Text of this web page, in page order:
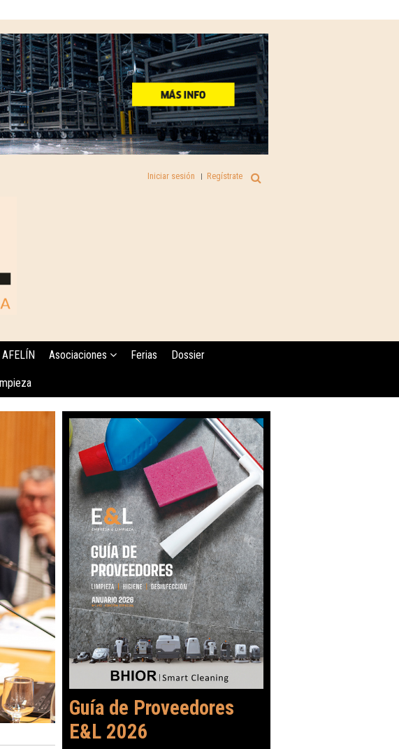
Iniciar sesión Regístrate
AFELÍN Asociaciones Ferias Dossier
Guía de Proveedores
E&L 2026